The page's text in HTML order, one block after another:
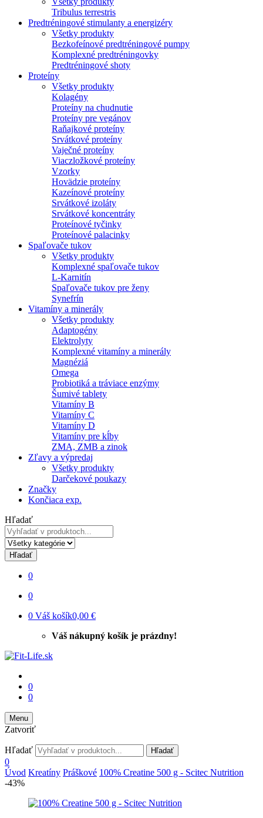
Tribulus terrestris
Predtréningové stimulanty a energizéry
Všetky produkty
Bezkofeínové predtréningové pumpy
Komplexné predtréningovky
Predtréningové shoty
Proteíny
Všetky produkty
Kolagény
Proteíny na chudnutie
Proteíny pre vegánov
Raňajkové proteíny
Srvátkové proteíny
Vaječné proteíny
Viaczložkové proteíny
Vzorky
Hovädzie proteíny
Kazeínové proteíny
Srvátkové izoláty
Srvátkové koncentráty
Proteínové tyčinky
Proteínové palacinky
Spaľovače tukov
Všetky produkty
Komplexné spaľovače tukov
L-Karnitín
Spaľovače tukov pre ženy
Synefrín
Vitamíny a minerály
Všetky produkty
Adaptogény
Elektrolyty
Komplexné vitamíny a minerály
Magnéziá
Omega
Probiotiká a tráviace enzýmy
Šumivé tablety
Vitamíny B
Vitamíny C
Vitamíny D
Vitamíny pre kĺby
ZMA, ZMB a zinok
Zľavy a výpredaj
Všetky produkty
Darčekové poukazy
Značky
Končiaca exp.
Hľadať
Hľadať
0
0
0 Váš košík0,00 €
Váš nákupný košík je prázdny!
0
0
Menu
Zatvoriť
Hľadať Hľadať
0
Úvod Kreatíny Práškové 100% Creatine 500 g - Scitec Nutrition
-43%